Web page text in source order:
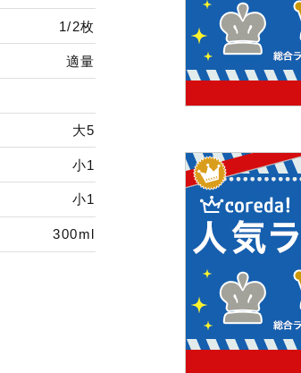
1/2枚
適量
大5
小1
小1
300ml